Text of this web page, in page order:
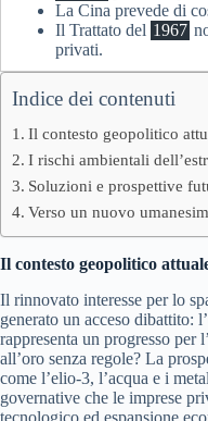
La Cina prevede di
Il Trattato del 1967
privati.
Indice dei contenuti
Il contesto geopolitico
I rischi ambientali
Soluzioni e prospettive
Verso un nuovo
Il contesto geopolitico
Il rinnovato interesse per lo
generato un acceso dibattito:
rappresenta un progresso per
all’oro senza regole? La
come l’elio-3, l’acqua e i
governative che le imprese
tecnologico ed espansione